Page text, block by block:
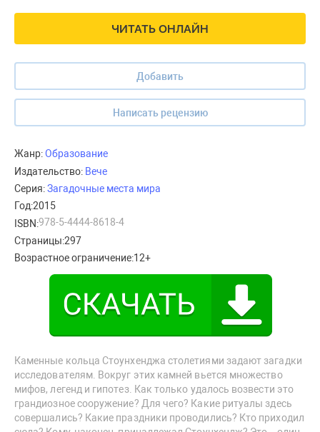
ЧИТАТЬ ОНЛАЙН
Добавить
Написать рецензию
Жанр:Образование
Издательство: Вече
Серия:Загадочные места мира
Год:2015
ISBN:978-5-4444-8618-4
Страницы:297
Возрастное ограничение:12+
Каменные кольца Стоунхенджа столетиями задают загадки
исследователям. Вокруг этих камней вьется множество
мифов, легенд и гипотез. Как только удалось возвести это
грандиозное сооружение? Для чего? Какие ритуалы здесь
совершались? Какие праздники проводились? Кто приходил